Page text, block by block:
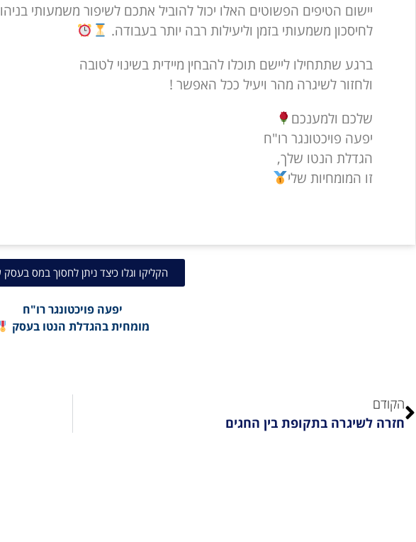
יישום הטיפים הפשוטים האלו יכול להוביל אתכם לשיפור משמעותי
לחיסכון משמעותי בזמן וליעילות רבה יותר בעבודה.
ברגע שתתחילו ליישם תוכלו להבחין מיידית בשינוי לטובה
ולחזור לשיגרה מהר ויעיל ככל האפשר !
שלכם ולמענכם
יפעה פויכטונגר רו"ח
הגדלת הנטו שלך,
זו המומחיות שלי
הקליקו וגלו כיצד ניתן לחסוך במס
יפעה פויכטונגר רו"ח
מומחית בהגדלת הנטו בעסק
הקודם
חזרה לשיגרה בתקופת בין החגים